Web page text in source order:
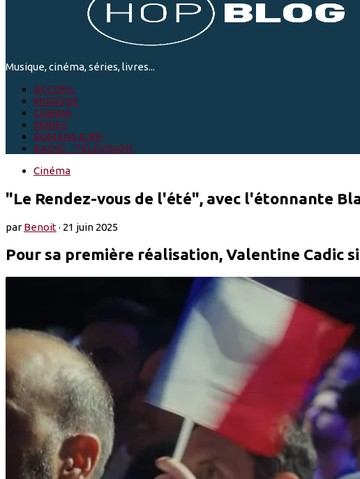
Musique, cinéma, séries, livres...
ACCUEIL
MUSIQUE
CINEMA
SÉRIES
ROMANS & BD
RADIO - TELEVISION
Cinéma
"Le Rendez-vous de l'été", avec l'étonnante
parBenoit· 21 juin 2025
Pour sa première réalisation, Valentine Cadic